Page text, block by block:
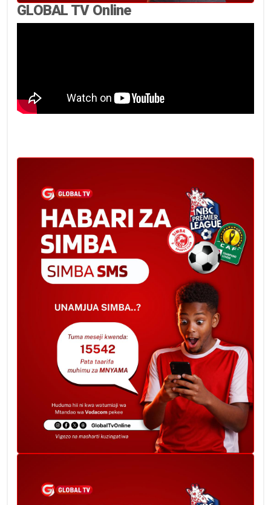
GLOBAL TV Online